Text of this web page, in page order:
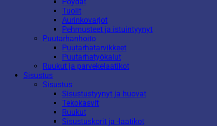
Pöydät
Tuolit
Aurinkovarjot
Pehmusteet ja istuintyynyt
Puutarhanhoito
Puutarhatarvikkeet
Puutarhatyökalut
Ruukut ja parvekelaatikot
Sisustus
Sisustus
Sisustustyynyt ja huovat
Tekokasvit
Ruukut
Sisustuskorit ja -laatikot